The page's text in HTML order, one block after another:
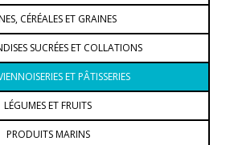
CÉRÉALES ET GRAINES
SUCRÉES ET COLLATIONS
ET PÂTISSERIES
LÉGUMES ET FRUITS
PRODUITS MARINS